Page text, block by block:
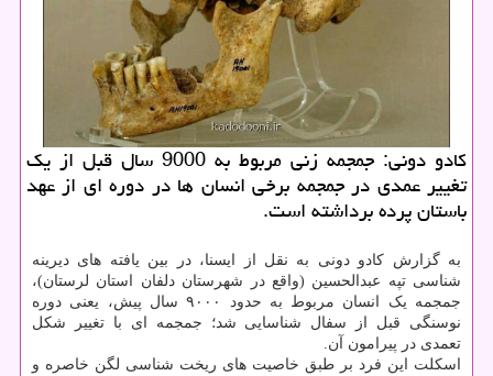
کادو دونی: جمجمه زنی مربوط به 9000 سال قبل از یک
تغییر عمدی در جمجمه برخی انسان ها در دوره ای از عهد
باستان پرده برداشته است.
به گزارش کادو دونی به نقل از ایسنا، در بین یافته های دیرینه
شناسی تپه عبدالحسین (واقع در شهرستان دلفان استان لرستان)،
جمجمه یک انسان مربوط به حدود ۹۰۰۰ سال پیش، یعنی دوره
نوسنگی قبل از سفال شناسایی شد؛ جمجمه ای با تغییر شکل
تعمدی در پیرامون آن.
اسکلت این فرد بر طبق خاصیت های ریخت شناسی لگن خاصره و